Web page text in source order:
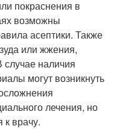
покраснения в
возможны
асептики. Также
или жжения,
случае наличия
могут возникнуть
лечения, но
к врачу.